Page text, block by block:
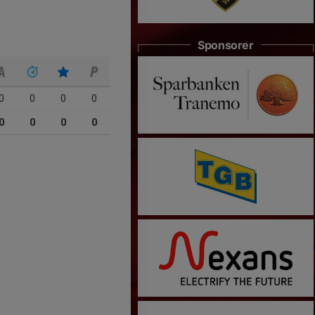
0 0
0
0 0 0 0
Sponsorer